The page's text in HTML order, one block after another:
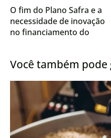
O fim do Plano Safra e a
necessidade de inovação
no financiamento do
Você também pode